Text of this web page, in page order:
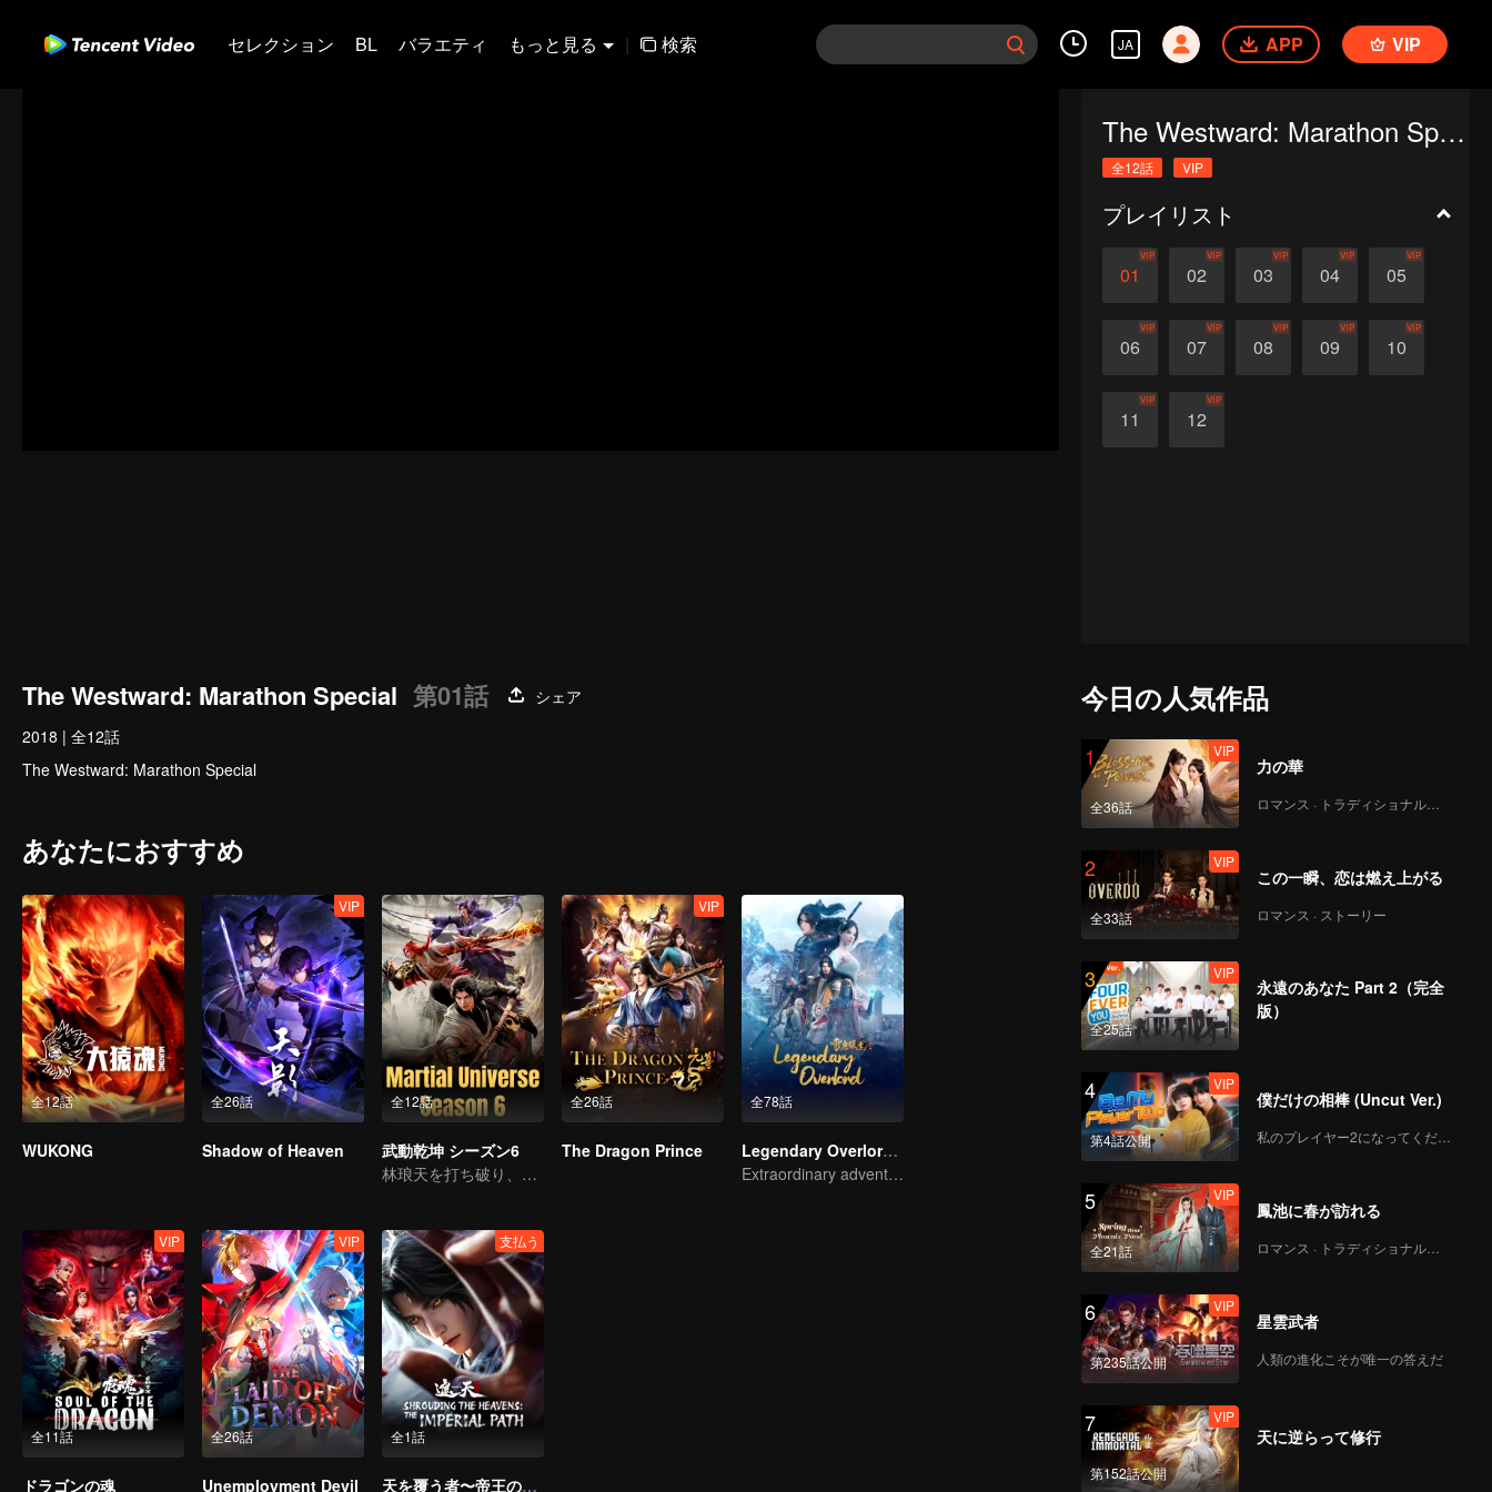
セレクション BL バラエティ もっと見る | 検索 JA APP VIP
The Westward: Marathon Special
全12話 VIP
プレイリスト
01
VIP
02
VIP
03
VIP
04
VIP
05
VIP
06
VIP
07
VIP
08
VIP
09
VIP
10
VIP
11
VIP
12
VIP
The Westward: Marathon Special 第01話
シェア
2018 | 全12話
The Westward: Marathon Special
あなたにおすすめ
全12話
WUKONG
全26話
VIP
Shadow of Heaven
全12話
武動乾坤 シーズン6
林琅天を打ち破り、頂点に立つ。
全26話
VIP
The Dragon Prince
全78話
Legendary Overlord S2
Extraordinary adventure, a teenager reborn from adversity.
全11話
VIP
ドラゴンの魂
全26話
VIP
Unemployment Devil
全1話
支払う
天を覆う者〜帝王の道〜
今日の人気作品
1
全36話
VIP
力の華
ロマンス · トラディショナル・コスチューム
2
全33話
VIP
この一瞬、恋は燃え上がる
ロマンス · ストーリー
3
全25話
VIP
永遠のあなた Part 2（完全
版）
4
第4話公開
VIP
僕だけの相棒 (Uncut Ver.)
私のプレイヤー2になってください
5
全21話
VIP
鳳池に春が訪れる
ロマンス · トラディショナル・コスチューム
6
第235話公開
VIP
星雲武者
人類の進化こそが唯一の答えだ
7
第152話公開
VIP
天に逆らって修行